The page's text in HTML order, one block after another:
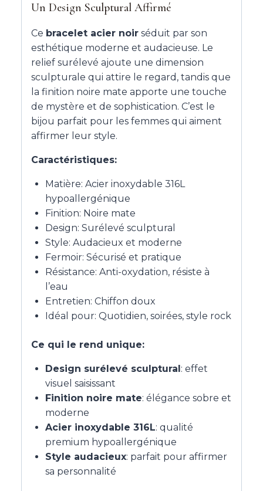
Un Design Sculptural Affirmé
Ce bracelet acier noir séduit par son
esthétique moderne et audacieuse. Le
relief surélevé ajoute une dimension
sculpturale qui attire le regard, tandis que
la finition noire mate apporte une touche
de mystère et de sophistication. C’est le
bijou parfait pour les femmes qui aiment
affirmer leur style.
Caractéristiques:
Matière: Acier inoxydable 316L
hypoallergénique
Finition: Noire mate
Design: Surélevé sculptural
Style: Audacieux et moderne
Fermoir: Sécurisé et pratique
Résistance: Anti-oxydation, résiste à
l’eau
Entretien: Chiffon doux
Idéal pour: Quotidien, soirées, style rock
Ce qui le rend unique:
Design surélevé sculptural : effet
visuel saisissant
Finition noire mate: élégance sobre et
moderne
Acier inoxydable 316L: qualité
premium hypoallergénique
Style audacieux: parfait pour affirmer
sa personnalité